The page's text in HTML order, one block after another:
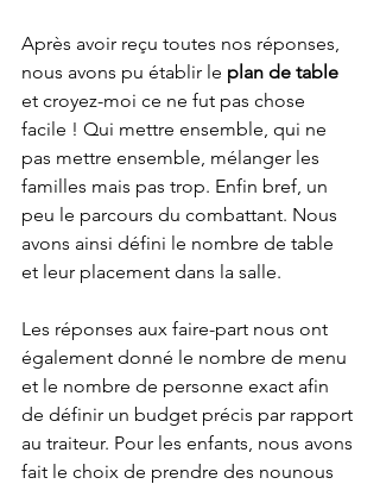
Après avoir reçu toutes nos réponses,
nous avons pu établir le plan de table
et croyez-moi ce ne fut pas chose
facile ! Qui mettre ensemble, qui ne
pas mettre ensemble, mélanger les
familles mais pas trop. Enfin bref, un
peu le parcours du combattant. Nous
avons ainsi défini le nombre de table
et leur placement dans la salle.
Les réponses aux faire-part nous ont
également donné le nombre de menu
et le nombre de personne exact afin
de définir un budget précis par rapport
au traiteur. Pour les enfants, nous avons
fait le choix de prendre des nounous